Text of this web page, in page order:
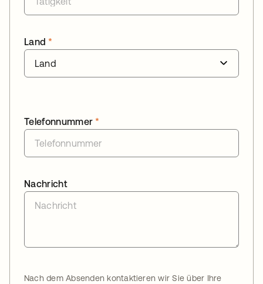
*
Land
*
Telefonnummer
Nachricht
Nach dem Absenden kontaktieren wir Sie über Ihre